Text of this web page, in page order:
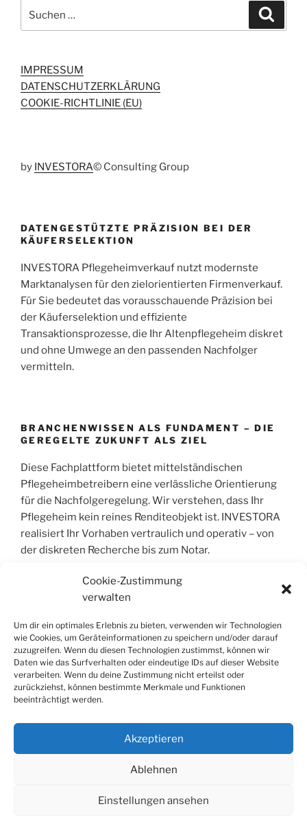
Cookie-Zustimmung
verwalten
Um dir ein optimales Erlebnis zu bieten, verwenden wir Technologien
wie Cookies, um Geräteinformationen zu speichern und/oder darauf
zuzugreifen. Wenn du diesen Technologien zustimmst, können wir
Daten wie das Surfverhalten oder eindeutige IDs auf dieser Website
verarbeiten. Wenn du deine Zustimmung nicht erteilst oder
zurückziehst, können bestimmte Merkmale und Funktionen
beeinträchtigt werden.
Akzeptieren
Ablehnen
Einstellungen ansehen
nach:
IMPRESSUM
DATENSCHUTZERKLÄRUNG
COOKIE-RICHTLINIE (EU)
by INVESTORA© Consulting Group
DATENGESTÜTZTE PRÄZISION BEI DER
KÄUFERSELEKTION
INVESTORA Pflegeheimverkauf nutzt modernste
Marktanalysen für den zielorientierten Firmenverkauf.
Für Sie bedeutet das vorausschauende Präzision bei
der Käuferselektion und effiziente
Transaktionsprozesse, die Ihr Altenpflegeheim diskret
und ohne Umwege an den passenden Nachfolger
vermitteln.
BRANCHENWISSEN ALS FUNDAMENT – DIE
GEREGELTE ZUKUNFT ALS ZIEL
Diese Fachplattform bietet mittelständischen
Pflegeheimbetreibern eine verlässliche Orientierung
für die Nachfolgeregelung. Wir verstehen, dass Ihr
Pflegeheim kein reines Renditeobjekt ist. INVESTORA
realisiert Ihr Vorhaben vertraulich und operativ – von
der diskreten Recherche bis zum Notar.
GMBH & CO. KG. ALLE RECHTE VORBEHALT
Alle Informationen wurden sorgfältig
zusammengestellt, jedoch wird jegliche Haftung für
Richtigkeit und Vollständigkeit ausgeschlossen. Die
Inhalte dienen der allgemeinen Information und stellen
keine individuelle Fachberatung.